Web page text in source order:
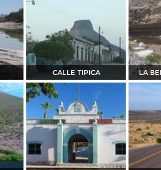
CALLE TIPICA LA